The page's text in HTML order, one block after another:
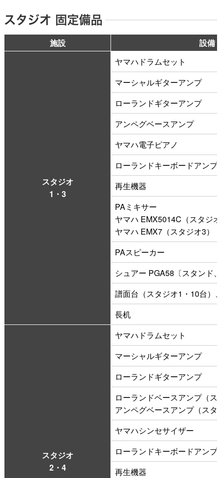
スタジオ 固定備品
施設 設備
スタジオ
1・3
ヤマハドラムセット
マーシャルギターアンプ
ローランドギターアンプ
アンペグベースアンプ
ヤマハ電子ピアノ
ローランドキーボードアンプ
再生機器
PAミキサー
ヤマハ EMX5014C（スタジ
ヤマハ EMX7（スタジオ3）
PAスピーカー
シュアー PGA58〔スタンド
譜面台（スタジオ1・10台）
長机
スタジオ
2・4
ヤマハドラムセット
マーシャルギターアンプ
ローランドギターアンプ
ローランドベースアンプ（ス
アンペグベースアンプ（スタ
ヤマハシンセサイザー
ローランドキーボードアンプ
再生機器